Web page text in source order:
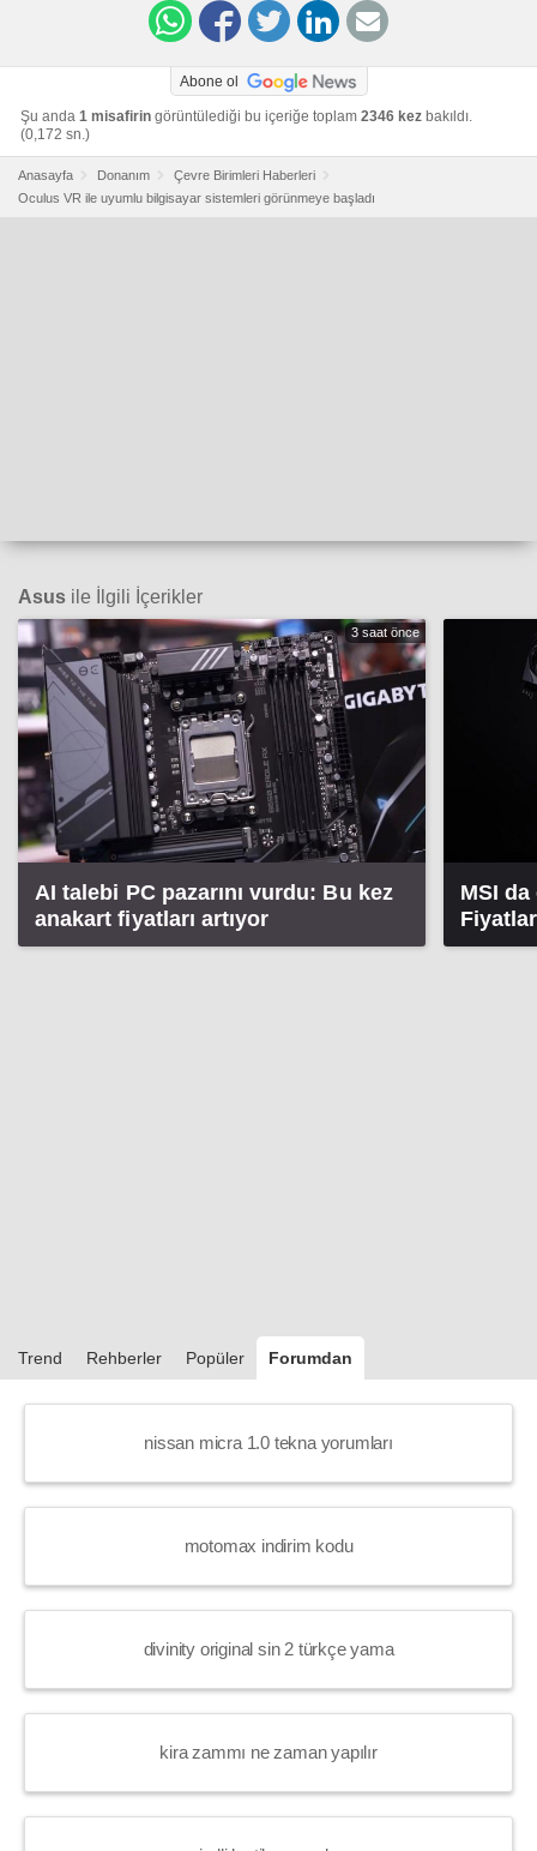
Abone ol
Şu anda 1 misafirin görüntülediği bu içeriğe toplam 2346 kez bakıldı.
(0,172 sn.)
Anasayfa Donanım
Çevre Birimleri Haberleri
Oculus VR ile uyumlu bilgisayar sistemleri görünmeye başladı
Asus ile İlgili İçerikler
3 saat önce
AI talebi PC pazarını vurdu: Bu kez
anakart fiyatları artıyor
MSI da
Trend Rehberler Popüler Forumdan
nissan micra 1.0 tekna yorumları
motomax indirim kodu
divinity original sin 2 türkçe yama
kira zammı ne zaman yapılır